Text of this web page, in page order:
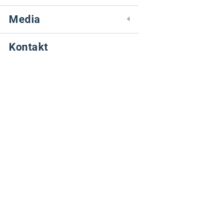
Media
Kontakt